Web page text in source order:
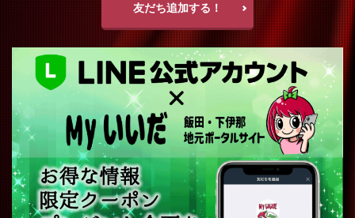
友だち追加する！